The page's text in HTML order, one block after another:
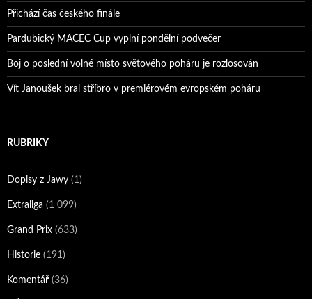
Přichází čas českého finále
Pardubický MACEC Cup vyplní pondělní podvečer
Boj o poslední volné místo světového poháru je rozlosován
Vít Janoušek bral stříbro v premiérovém evropském poháru
RUBRIKY
Dopisy z Jawy (1)
Extraliga (1 099)
Grand Prix (633)
Historie (191)
Komentář (36)